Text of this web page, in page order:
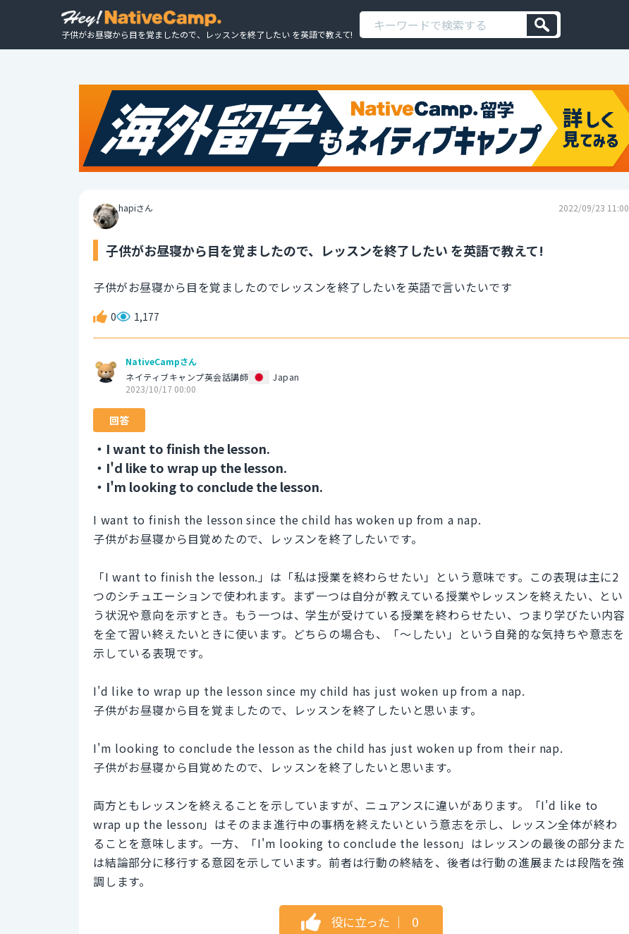
子供がお昼寝から目を覚ましたので、レッスンを終了したい を英語で教えて!
hapiさん 2022/09/23 11:00
子供がお昼寝から目を覚ましたので、レッスンを終了したい を英語で教えて!
子供がお昼寝から目を覚ましたのでレッスンを終了したいを英語で言いたいです
0 1,177
NativeCampさん
ネイティブキャンプ英会話講師
Japan
2023/10/17 00:00
回答
・I want to finish the lesson.
・I'd like to wrap up the lesson.
・I'm looking to conclude the lesson.
I want to finish the lesson since the child has woken up from a nap.
子供がお昼寝から目覚めたので、レッスンを終了したいです。
「I want to finish the lesson.」は「私は授業を終わらせたい」という意味です。この表現は主に2
つのシチュエーションで使われます。まず一つは自分が教えている授業やレッスンを終えたい、とい
う状況や意向を示すとき。もう一つは、学生が受けている授業を終わらせたい、つまり学びたい内容
を全て習い終えたいときに使います。どちらの場合も、「～したい」という自発的な気持ちや意志を
示している表現です。
I'd like to wrap up the lesson since my child has just woken up from a nap.
子供がお昼寝から目を覚ましたので、レッスンを終了したいと思います。
I'm looking to conclude the lesson as the child has just woken up from their nap.
子供がお昼寝から目覚めたので、レッスンを終了したいと思います。
両方ともレッスンを終えることを示していますが、ニュアンスに違いがあります。「I'd like to
wrap up the lesson」はそのまま進行中の事柄を終えたいという意志を示し、レッスン全体が終わ
ることを意味します。一方、「I'm looking to conclude the lesson」はレッスンの最後の部分また
は結論部分に移行する意図を示しています。前者は行動の終結を、後者は行動の進展または段階を強
調します。
役に立った ｜ 0